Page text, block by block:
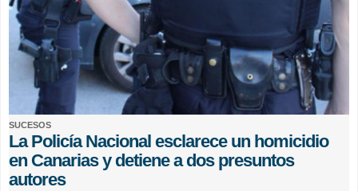
SUCESOS
La Policía Nacional esclarece un homicidio
en Canarias y detiene a dos presuntos
autores